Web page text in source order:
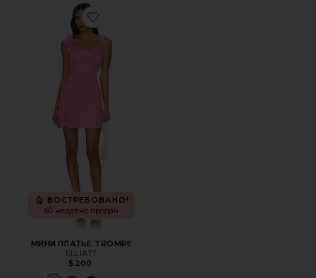
Favorite МИНИ ПЛАТЬЕ TROMPE
ВОСТРЕБОВАНО!
60 недавно продан
МИНИ ПЛАТЬЕ TROMPE
ELLIATT
$200